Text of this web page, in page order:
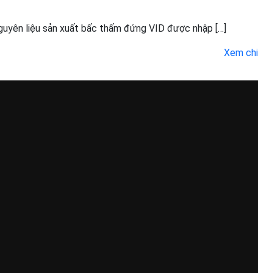
liệu sản xuất bấc thấm đứng VID được nhập […]
Xem